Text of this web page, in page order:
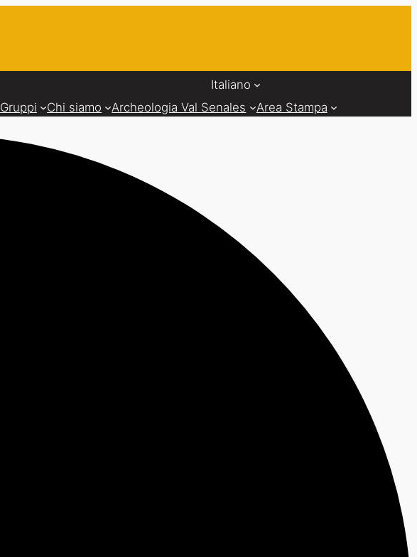
Italiano
Gruppi Chi siamo Archeologia Val Senales
Area Stampa